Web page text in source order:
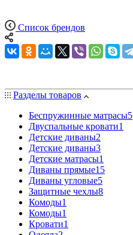
Список брендов
Разделы товаров
Беспружинные матрасы5
Двуспальные кровати1
Детские диваны2
Детские диваны3
Детские матрасы1
Диваны прямые15
Диваны угловые5
Защитные чехлы8
Комоды1
Комоды1
Кровати1